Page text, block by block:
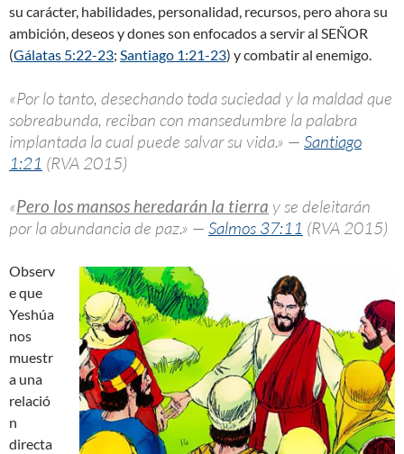
su carácter, habilidades, personalidad, recursos, pero ahora su
ambición, deseos y dones son enfocados a servir al SEÑOR
(Gálatas 5:22-23; Santiago 1:21-23) y combatir al enemigo.
«Por lo tanto, desechando toda suciedad y la maldad que
sobreabunda, reciban con mansedumbre la palabra
implantada la cual puede salvar su vida.» — Santiago
1:21 (RVA 2015)
«Pero los mansos heredarán la tierra y se deleitarán
por la abundancia de paz.» — Salmos 37:11 (RVA 2015)
Observ
e que
Yeshúa
nos
muestr
a una
relació
n
directa